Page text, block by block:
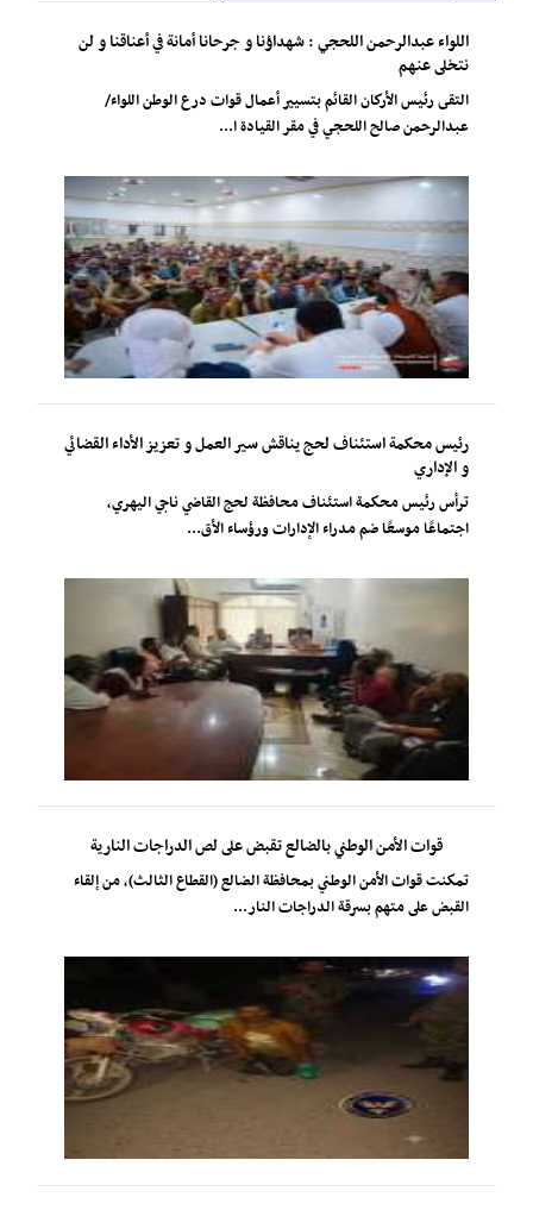
اللواء عبدالرحمن اللحجي : شهداؤنا و جرحانا أمانة في أعناقنا و لن
نتخلى عنهم
التقى رئيس الأركان القائم بتسيير أعمال قوات درع الوطن اللواء/
عبدالرحمن صالح اللحجي في مقر القيادة ا...
رئيس محكمة استئناف لحج يناقش سير العمل و تعزيز الأداء القضائي
و الإداري
ترأس رئيس محكمة استئناف محافظة لحج القاضي ناجي اليهري،
اجتماعًا موسعًا ضم مدراء الإدارات ورؤساء الأق...
قوات الأمن الوطني بالضالع تقبض على لص الدراجات النارية
تمكنت قوات الأمن الوطني بمحافظة الضالع (القطاع الثالث)، من إلقاء
القبض على متهم بسرقة الدراجات النار...